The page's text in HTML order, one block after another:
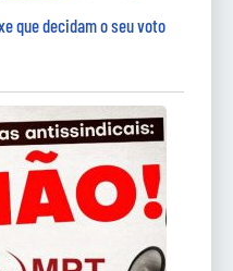
que decidam o seu voto